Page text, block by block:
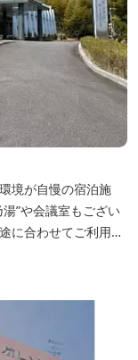
境が自慢の宿泊施
”や会議室もござい
に合わせてご利用頂